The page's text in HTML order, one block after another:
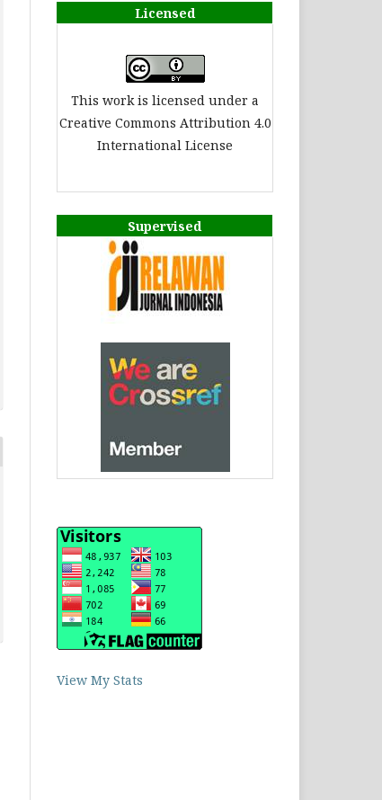
Licensed
This work is licensed under a
Creative Commons Attribution 4.0
International License
Supervised
View My Stats